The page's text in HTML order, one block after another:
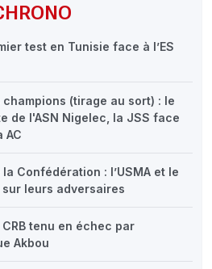
test en Tunisie face à l’ES
champions (tirage au sort) : le
de l'ASN Nigelec, la JSS face
AC
Confédération : l’USMA et le
sur leurs adversaires
tenu en échec par
Akbou